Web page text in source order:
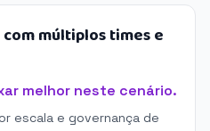
múltiplos times e
melhor neste cenário.
escala e governança de